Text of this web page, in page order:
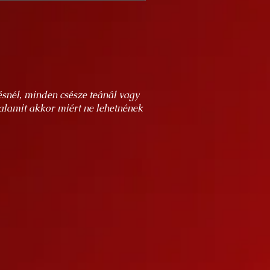
minden csésze teánál vagy
akkor miért ne lehetnének